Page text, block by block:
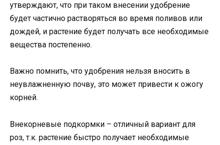
утверждают, что при таком внесении удобрение
будет частично растворяться во время поливов или
дождей, и растение будет получать все необходимые
вещества постепенно.
Важно помнить, что удобрения нельзя вносить в
неувлажненную почву, это может привести к ожогу
корней.
Внекорневые подкормки – отличный вариант для
роз, т.к. растение быстро получает необходимые